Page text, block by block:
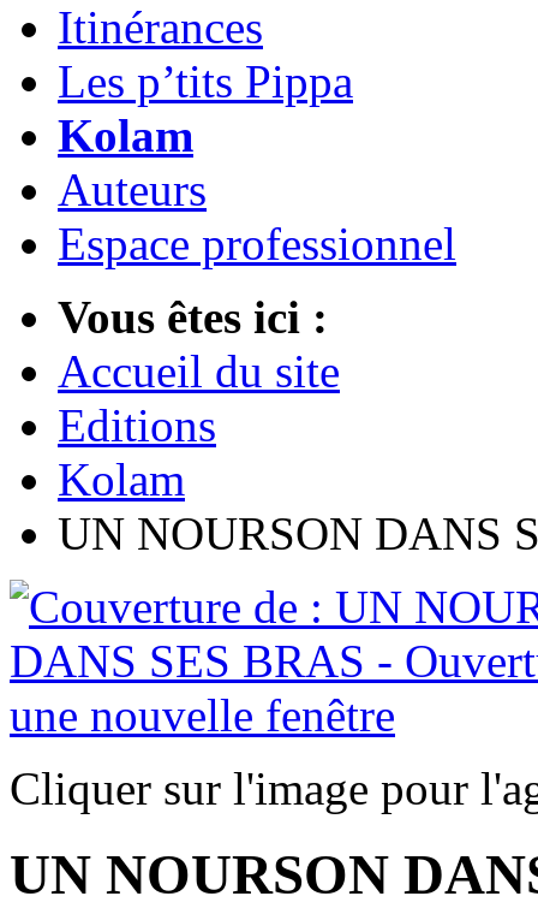
Itinérances
Les p’tits Pippa
Kolam
Auteurs
Espace professionnel
Vous êtes ici :
Accueil du site
Editions
Kolam
UN NOURSON DANS
Cliquer sur l'image pour
UN NOURSON